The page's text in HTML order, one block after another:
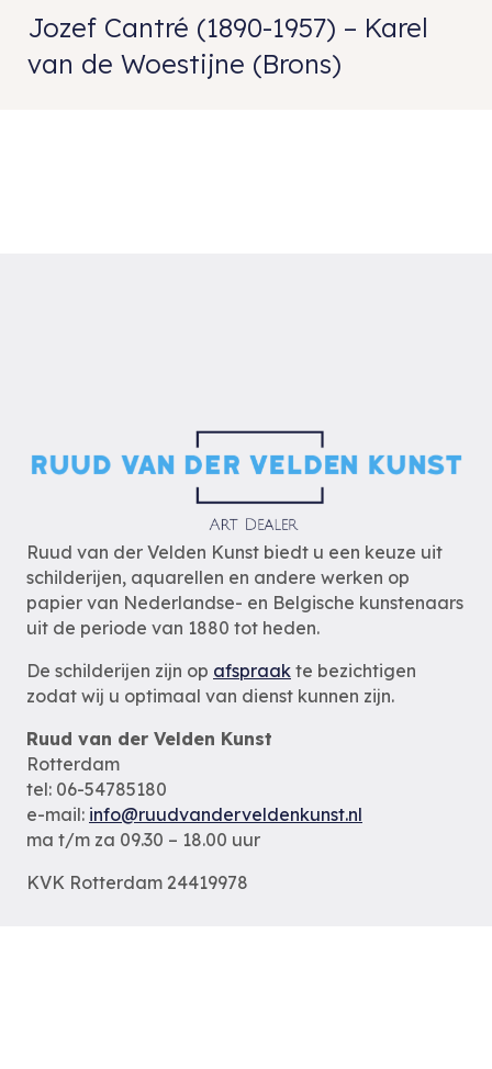
Jozef Cantré (1890-1957) – Karel
van de Woestijne (Brons)
Ruud van der Velden Kunst biedt u een keuze uit
schilderijen, aquarellen en andere werken op
papier van Nederlandse- en Belgische kunstenaars
uit de periode van 1880 tot heden.
De schilderijen zijn op afspraak te bezichtigen
zodat wij u optimaal van dienst kunnen zijn.
Ruud van der Velden Kunst
Rotterdam
tel: 06-54785180
e-mail: info@ruudvanderveldenkunst.nl
ma t/m za 09.30 – 18.00 uur
KVK Rotterdam 24419978